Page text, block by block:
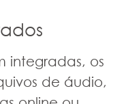
integradas, os
de áudio,